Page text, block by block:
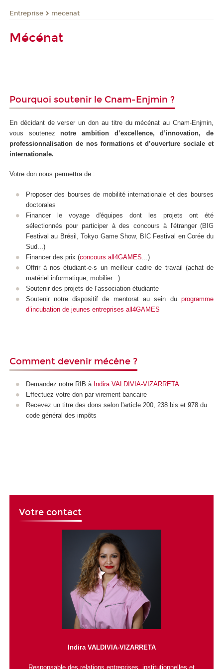
Entreprise mecenat
Mécénat
Pourquoi soutenir le Cnam-Enjmin ?
En décidant de verser un don au titre du mécénat au Cnam-Enjmin,
vous souteneznotre ambition d’excellence, d’innovation, de
professionnalisation de nos formations et d’ouverture sociale et
internationale.
Votre don nous permettra de :
Proposer des bourses de mobilité internationale et des bourses
doctorales
Financer le voyage d'équipes dont les projets ont été
sélectionnés pour participer à des concours à l'étranger (BIG
Festival au Brésil, Tokyo Game Show, BIC Festival en Corée du
Sud...)
Financer des prix (concours all4GAMES ...)
Offrir à nos étudiant·e·s un meilleur cadre de travail (achat de
matériel informatique, mobilier...)
Soutenir des projets de l’association étudiante
Soutenir notre dispositif de mentorat au sein du programme
d’incubation de jeunes entreprises all4GAMES
Comment devenir mécène ?
Demandez notre RIB à Indira VALDIVIA-VIZARRETA
Effectuez votre don par virement bancaire
Recevez un titre des dons selon l'article 200, 238 bis et 978 du
code général des impôts
Votre contact
Indira VALDIVIA-VIZARRETA
Responsable des relations entreprises, institutionnelles et